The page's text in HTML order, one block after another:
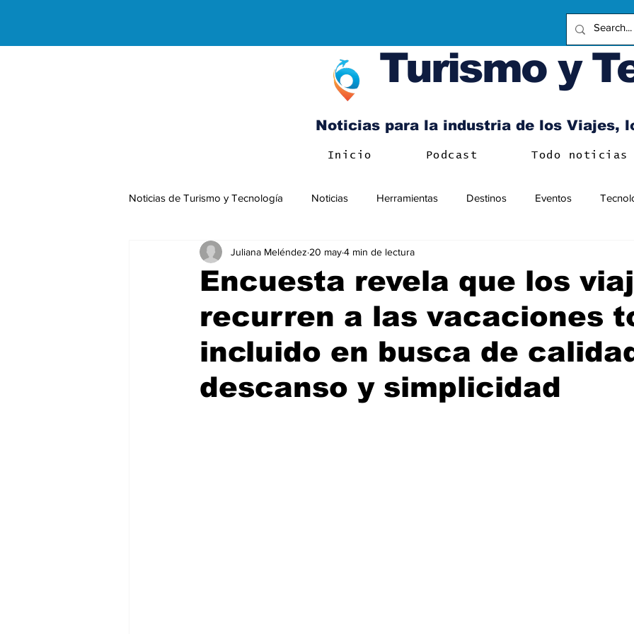
Turismo y
Noticias para la industria de los Viajes,
Inicio Podcast Todo noticias
Noticias de Turismo y Tecnología Noticias Herramientas Destinos Eventos
Negocios Internacionales
Encuesta revela que los
recurren a las vacaciones
incluido en busca de
descanso y simplicidad
Juliana Meléndez 20 may4 min de lectura